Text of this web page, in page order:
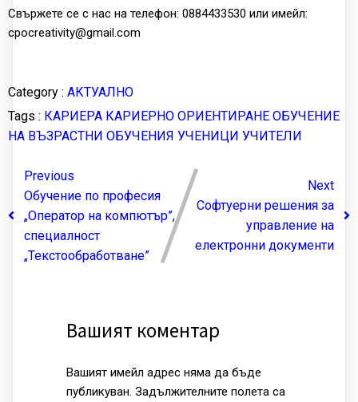
Свържете се с нас на телефон: 0884433530 или имейл:
cpocreativity@gmail.com
Category : АКТУАЛНО
Tags : КАРИЕРА КАРИЕРНО ОРИЕНТИРАНЕ ОБУЧЕНИЕ
НА ВЪЗРАСТНИ ОБУЧЕНИЯ УЧЕНИЦИ УЧИТЕЛИ
Previous
Обучение по професия
„Оператор на компютър”,
специалност
„Текстообработване”
Next
Софтуерни решения за
управление на
електронни документи
Вашият коментар
Вашият имейл адрес няма да бъде
публикуван. Задължителните полета са